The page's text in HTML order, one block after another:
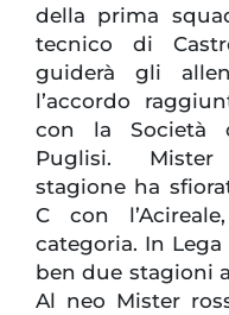
della prima
tecnico di
guiderà gli
l’accordo
con la Società
Puglisi. Mister
stagione ha
C con
categoria. In
ben due stagioni
Al neo Mister